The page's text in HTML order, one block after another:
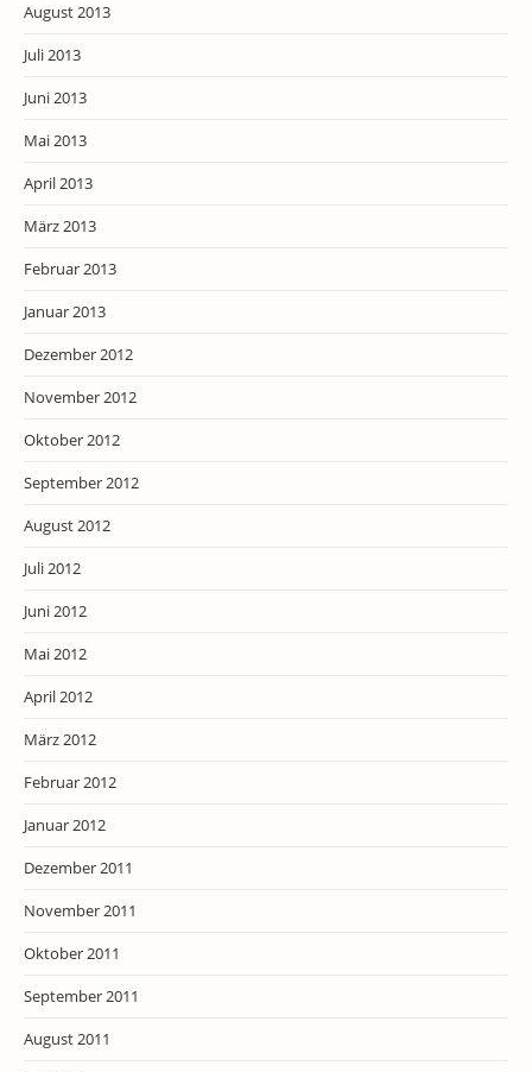
August 2013
Juli 2013
Juni 2013
Mai 2013
April 2013
März 2013
Februar 2013
Januar 2013
Dezember 2012
November 2012
Oktober 2012
September 2012
August 2012
Juli 2012
Juni 2012
Mai 2012
April 2012
März 2012
Februar 2012
Januar 2012
Dezember 2011
November 2011
Oktober 2011
September 2011
August 2011